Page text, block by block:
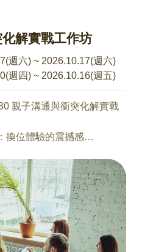
中彼此瞭解。同時從「安
，學習可實踐的溝通原
的能力。
索：我想過哪種人生？
時的溝通原則
中的挑戰
為父母的身心預備與調適
段的自然延續？
還是用童年度過一生？
解實戰工作坊
週六) ~ 2026.10.17(週六)
週四) ~ 2026.10.16(週五)
親子溝通與衝突化解實戰
換位體驗的震撼感
體會到孩子被責備時的身
種體感式的覺察，會讓你
「為你好」，在他耳中變
斷開情緒連鎖反應